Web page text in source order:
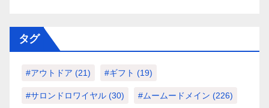
タグ
#アウトドア (21) #ギフト (19)
#サロンドロワイヤル (30) #ムームードメイン (226)